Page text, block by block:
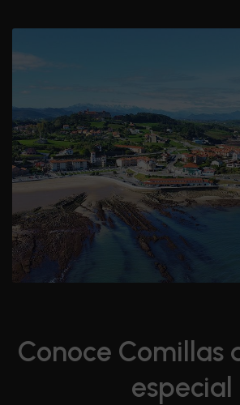
Conoce Comillas
especial